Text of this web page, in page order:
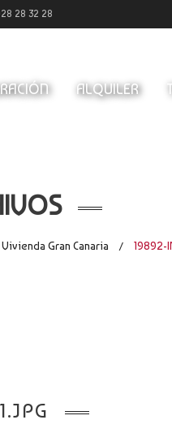
28 32 28
ALQUILER
Gran Canaria / 19892-